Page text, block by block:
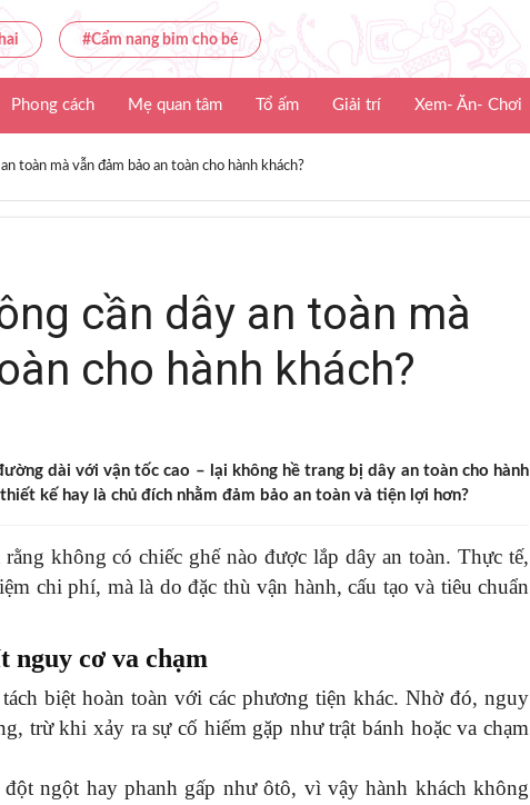
#Cẩm nang bỉm cho bé
Phong cách Mẹ quan tâm Tổ ấm Giải trí Xem- Ăn- Chơi
toàn mà vẫn đảm bảo an toàn cho hành khách?
cần dây an toàn mà
cho hành khách?
dài với vận tốc cao – lại không hề trang bị dây an toàn cho hành
kế hay là chủ đích nhằm đảm bảo an toàn và tiện lợi hơn?
không có chiếc ghế nào được lắp dây an toàn. Thực tế,
chi phí, mà là do đặc thù vận hành, cấu tạo và tiêu chuẩn
nguy cơ va chạm
biệt hoàn toàn với các phương tiện khác. Nhờ đó, nguy
trừ khi xảy ra sự cố hiếm gặp như trật bánh hoặc va chạm
ngột hay phanh gấp như ôtô, vì vậy hành khách không